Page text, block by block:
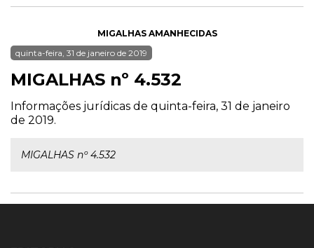
MIGALHAS AMANHECIDAS
quinta-feira, 31 de janeiro de 2019
MIGALHAS nº 4.532
Informações jurídicas de quinta-feira, 31 de janeiro
de 2019.
MIGALHAS nº 4.532